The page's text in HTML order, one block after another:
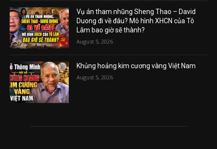
Vụ án tham nhũng Sheng Thao – David
Duong đi về đâu? Mô hình XHCN của Tô
Lâm bao giờ sẽ thành?
August 5, 2026
Khủng hoảng kim cương vàng Việt Nam
August 5, 2026